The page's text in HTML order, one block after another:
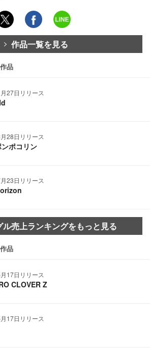
作品一覧を見る
品
27日リリース
28日リリース
ポコリン
23日リリース
ル売上ランキングをもっと見る
品
17日リリース
CLOVER Z
17日リリース